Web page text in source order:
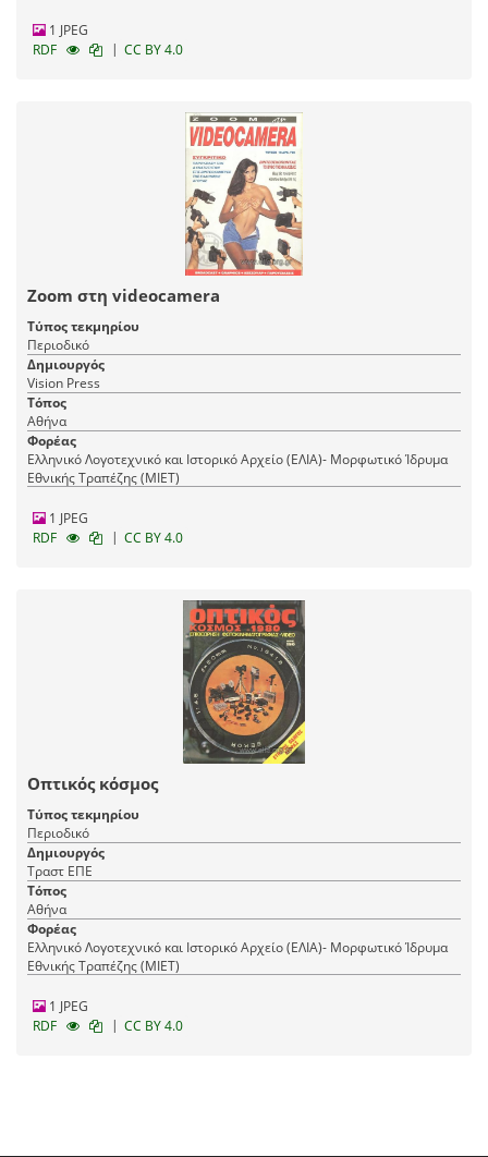
1 JPEG
RDF
| CC BY 4.0
Zoom στη videocamera
Τύπος τεκμηρίου
Περιοδικό
Δημιουργός
Vision Press
Τόπος
Αθήνα
Φορέας
Ελληνικό Λογοτεχνικό και Ιστορικό Αρχείο (ΕΛΙΑ)- Μορφωτικό Ίδρυμα
Εθνικής Τραπέζης (ΜΙΕΤ)
1 JPEG
RDF
| CC BY 4.0
Οπτικός κόσμος
Τύπος τεκμηρίου
Περιοδικό
Δημιουργός
Τραστ ΕΠΕ
Τόπος
Αθήνα
Φορέας
Ελληνικό Λογοτεχνικό και Ιστορικό Αρχείο (ΕΛΙΑ)- Μορφωτικό Ίδρυμα
Εθνικής Τραπέζης (ΜΙΕΤ)
1 JPEG
RDF
| CC BY 4.0